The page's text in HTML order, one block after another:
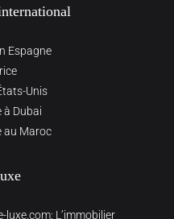
Espagne
Unis
à Dubai
au Maroc
luxe.com: L’immobilier